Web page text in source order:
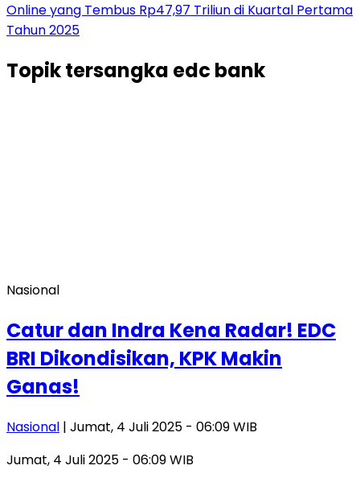
Online yang Tembus Rp47,97 Triliun di Kuartal Pertama
Tahun 2025
Topiktersangka edc bank
Nasional
Catur dan Indra Kena Radar! EDC
BRI Dikondisikan, KPK Makin
Ganas!
Nasional | Jumat, 4 Juli 2025 - 06:09 WIB
Jumat, 4 Juli 2025 - 06:09 WIB